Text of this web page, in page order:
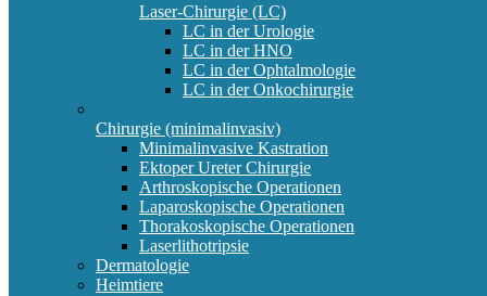
Laser-Chirurgie (LC)
LC in der Urologie
LC in der HNO
LC in der Ophtalmologie
LC in der Onkochirurgie
Chirurgie (minimalinvasiv)
Minimalinvasive Kastration
Ektoper Ureter Chirurgie
Arthroskopische Operationen
Laparoskopische Operationen
Thorakoskopische Operationen
Laserlithotripsie
Dermatologie
Heimtiere